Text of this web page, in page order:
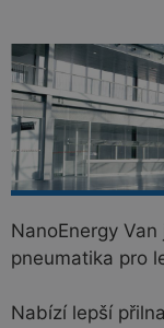
NanoEnergy
pneumatika pro
Nabízí lepší